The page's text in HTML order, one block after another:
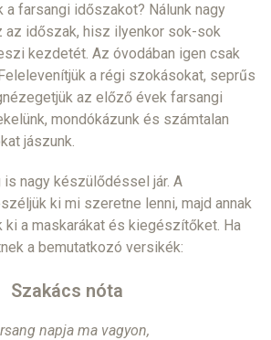
farsangi időszakot? Nálunk nagy
az időszak, hisz ilyenkor sok-sok
kezdetét. Az óvodában igen csak
a régi szokásokat, seprűs
az előző évek farsangi
mondókázunk és számtalan
jászunk.
nagy készülődéssel jár. A
ki mi szeretne lenni, majd annak
ki a maskarákat és kiegészítőket. Ha
a bemutatkozó versikék:
Szakács nóta
napja ma vagyon,